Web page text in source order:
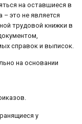
на оставшиеся в
это не является
трудовой книжки в
справок и выписок.
на основании
у